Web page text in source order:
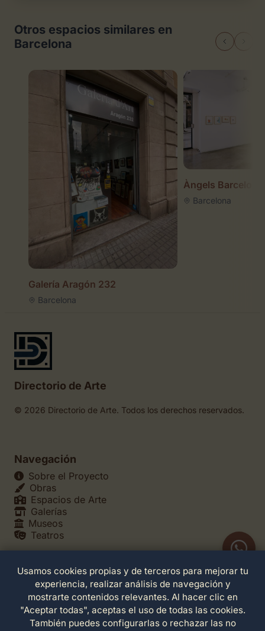
Otros espacios similares en
Barcelona
Galería Aragón 232
Barcelona
Àngels Barcelona
Barcelona
Directorio de Arte
© 2026 Directorio de Arte. Todos los derechos reservados.
Navegación
Sobre el Proyecto
Obras
Espacios de Arte
Galerías
Museos
Teatros
Legales
Política de Privacidad
Política de Cookies
Configuración de Cookies
Usamos cookies propias y de terceros para mejorar tu
experiencia, realizar análisis de navegación y
mostrarte contenidos relevantes. Al hacer clic en
"Aceptar todas", aceptas el uso de todas las cookies.
También puedes configurarlas o rechazar las no